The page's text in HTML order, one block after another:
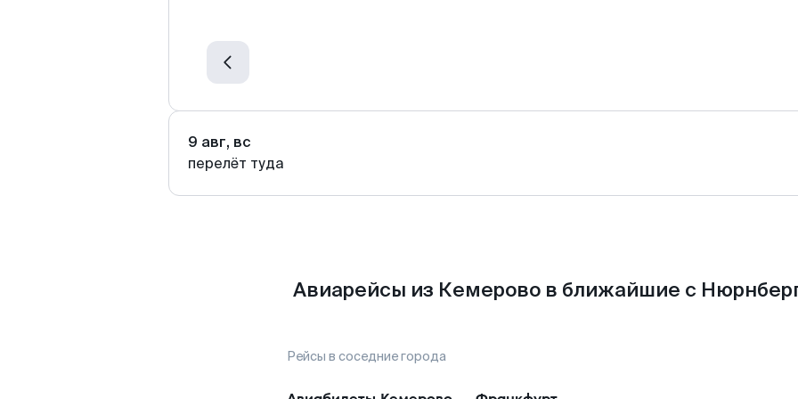
9 авг, вс
перелёт туда
Авиарейсы из Кемерово в ближайшие с
Рейсы в соседние города